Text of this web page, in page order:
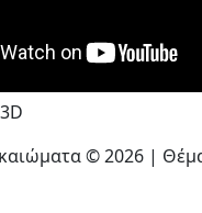
© 2026 |